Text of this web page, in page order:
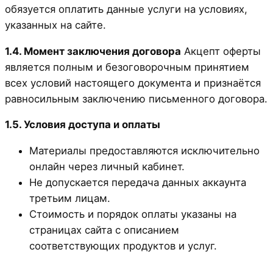
обязуется оплатить данные услуги на условиях,
указанных на сайте.
1.4. Момент заключения договора Акцепт оферты
является полным и безоговорочным принятием
всех условий настоящего документа и признаётся
равносильным заключению письменного договора.
1.5. Условия доступа и оплаты
Материалы предоставляются исключительно
онлайн через личный кабинет.
Не допускается передача данных аккаунта
третьим лицам.
Стоимость и порядок оплаты указаны на
страницах сайта с описанием
соответствующих продуктов и услуг.